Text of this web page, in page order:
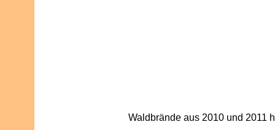
Waldbrände aus 2010 und 2011